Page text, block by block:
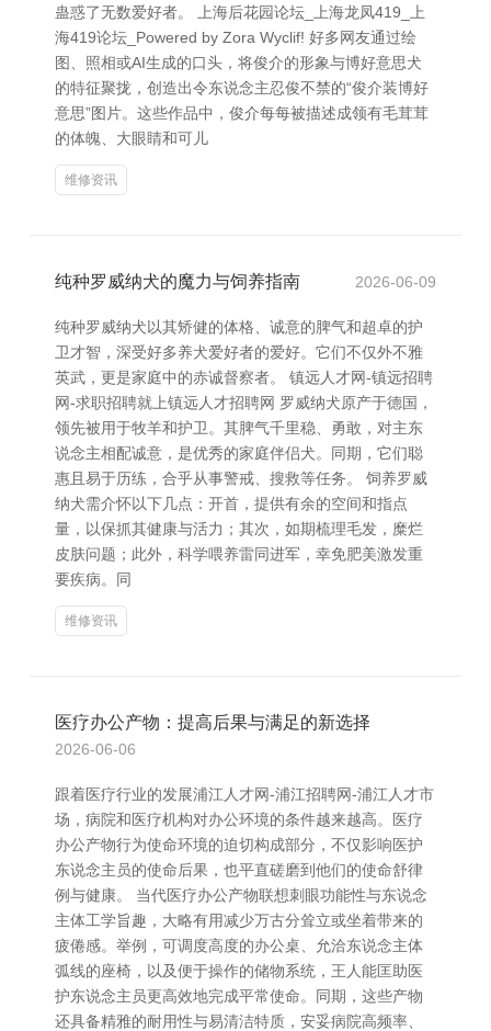
蛊惑了无数爱好者。 上海后花园论坛_上海龙凤419_上
海419论坛_Powered by Zora Wyclif! 好多网友通过绘
图、照相或AI生成的口头，将俊介的形象与博好意思犬
的特征聚拢，创造出令东说念主忍俊不禁的“俊介装博好
意思”图片。这些作品中，俊介每每被描述成领有毛茸茸
的体魄、大眼睛和可儿
维修资讯
纯种罗威纳犬的魔力与饲养指南 2026-06-09
纯种罗威纳犬以其矫健的体格、诚意的脾气和超卓的护
卫才智，深受好多养犬爱好者的爱好。它们不仅外不雅
英武，更是家庭中的赤诚督察者。 镇远人才网-镇远招聘
网-求职招聘就上镇远人才招聘网 罗威纳犬原产于德国，
领先被用于牧羊和护卫。其脾气千里稳、勇敢，对主东
说念主相配诚意，是优秀的家庭伴侣犬。同期，它们聪
惠且易于历练，合乎从事警戒、搜救等任务。 饲养罗威
纳犬需介怀以下几点：开首，提供有余的空间和指点
量，以保抓其健康与活力；其次，如期梳理毛发，糜烂
皮肤问题；此外，科学喂养雷同进军，幸免肥美激发重
要疾病。同
维修资讯
医疗办公产物：提高后果与满足的新选择
2026-06-06
跟着医疗行业的发展浦江人才网-浦江招聘网-浦江人才市
场，病院和医疗机构对办公环境的条件越来越高。医疗
办公产物行为使命环境的迫切构成部分，不仅影响医护
东说念主员的使命后果，也平直磋磨到他们的使命舒律
例与健康。 当代医疗办公产物联想刺眼功能性与东说念
主体工学旨趣，大略有用减少万古分耸立或坐着带来的
疲倦感。举例，可调度高度的办公桌、允洽东说念主体
弧线的座椅，以及便于操作的储物系统，王人能匡助医
护东说念主员更高效地完成平常使命。同期，这些产物
还具备精雅的耐用性与易清洁特质，安妥病院高频率、